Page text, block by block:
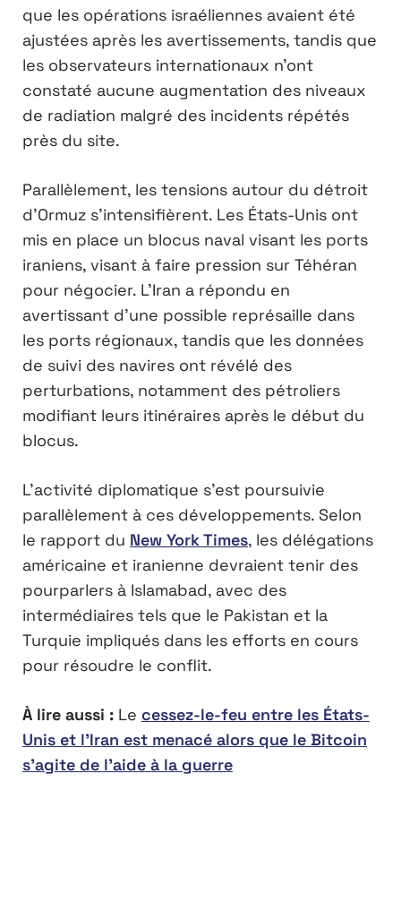
que les opérations israéliennes avaient été
ajustées après les avertissements, tandis que
les observateurs internationaux n’ont
constaté aucune augmentation des niveaux
de radiation malgré des incidents répétés
près du site.
Parallèlement, les tensions autour du détroit
d’Ormuz s’intensifièrent. Les États-Unis ont
mis en place un blocus naval visant les ports
iraniens, visant à faire pression sur Téhéran
pour négocier. L’Iran a répondu en
avertissant d’une possible représaille dans
les ports régionaux, tandis que les données
de suivi des navires ont révélé des
perturbations, notamment des pétroliers
modifiant leurs itinéraires après le début du
blocus.
L’activité diplomatique s’est poursuivie
parallèlement à ces développements. Selon
le rapport du New York Times, les délégations
américaine et iranienne devraient tenir des
pourparlers à Islamabad, avec des
intermédiaires tels que le Pakistan et la
Turquie impliqués dans les efforts en cours
pour résoudre le conflit.
À lire aussi : Le cessez-le-feu entre les États-
Unis et l’Iran est menacé alors que le Bitcoin
s’agite de l’aide à la guerre